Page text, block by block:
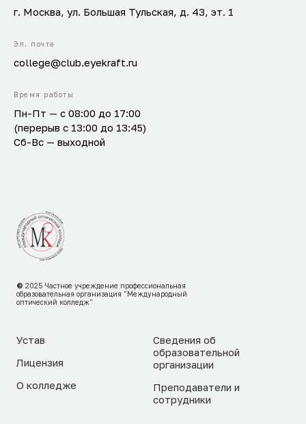
г. Москва, ул. Большая Тульская, д. 43, эт. 1
Эл. почта
college@club.eyekraft.ru
Время работы
Пн-Пт — с 08:00 до 17:00
(перерыв с 13:00 до 13:45)
Сб-Вс — выходной
© 2025 Частное учреждение профессиональная
образовательная организация "Международный
оптический колледж"
Устав
Лицензия
О колледже
Сведения об
образовательной
организации
Преподаватели и
сотрудники